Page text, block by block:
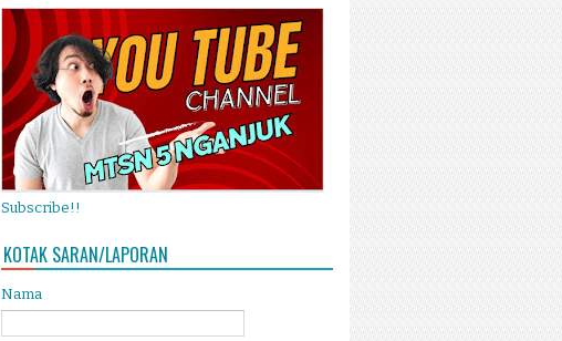
Subscribe!!
KOTAK SARAN/LAPORAN
Nama